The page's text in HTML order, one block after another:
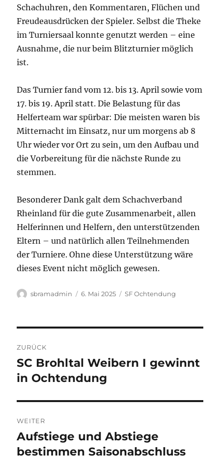
Schachuhren, den Kommentaren, Flüchen und
Freudeausdrücken der Spieler. Selbst die Theke
im Turniersaal konnte genutzt werden – eine
Ausnahme, die nur beim Blitzturnier möglich
ist.
Das Turnier fand vom 12. bis 13. April sowie vom
17. bis 19. April statt. Die Belastung für das
Helferteam war spürbar: Die meisten waren bis
Mitternacht im Einsatz, nur um morgens ab 8
Uhr wieder vor Ort zu sein, um den Aufbau und
die Vorbereitung für die nächste Runde zu
stemmen.
Besonderer Dank galt dem Schachverband
Rheinland für die gute Zusammenarbeit, allen
Helferinnen und Helfern, den unterstützenden
Eltern – und natürlich allen Teilnehmenden
der Turniere. Ohne diese Unterstützung wäre
dieses Event nicht möglich gewesen.
Autor
sbramadmin
Veröffentlicht
6. Mai 2025 Kategorien
SF Ochtendung
ZURÜCK
Vorheriger
Beitrag:
SC Brohltal Weibern I gewinnt
in Ochtendung
WEITER
Nächster
Beitrag:
Aufstiege und Abstiege
bestimmen Saisonabschluss